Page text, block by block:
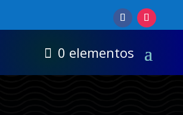
0 elementos